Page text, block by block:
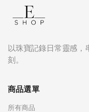
以珠寶記錄日常靈感，
刻。
商品選單
所有商品